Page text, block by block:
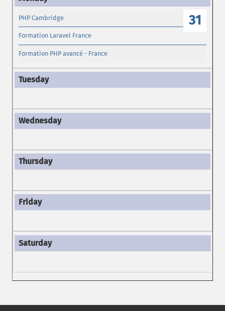
31
PHP Cambridge
Formation Laravel France
Formation PHP avancé - France